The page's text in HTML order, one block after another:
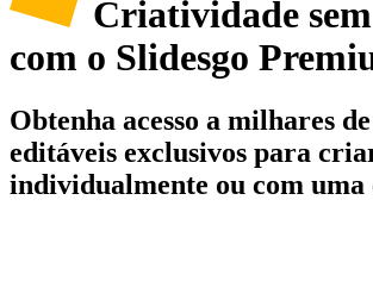
Criatividade
com o Slidesgo
Obtenha acesso a milhares
editáveis exclusivos para
individualmente ou com uma